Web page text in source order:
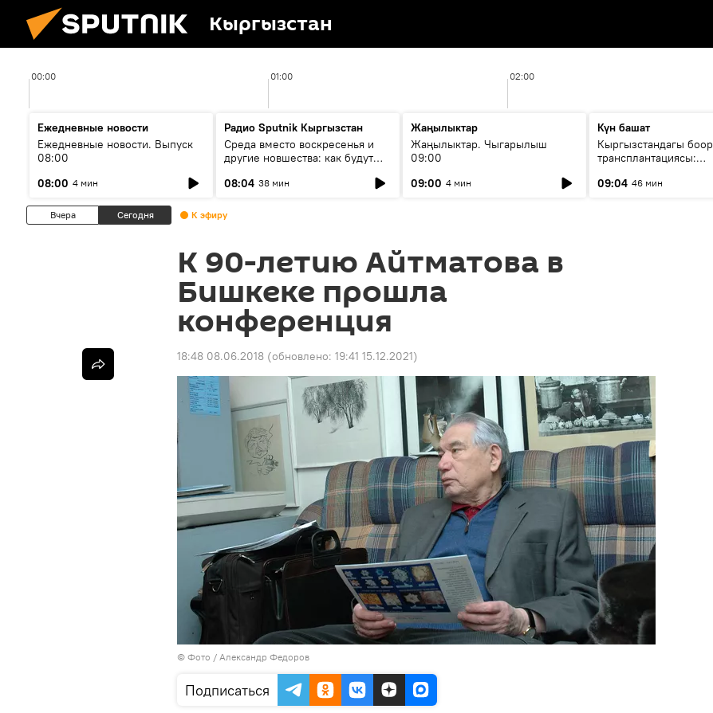
Кыргызстан
00:00 01:00 02:00
Ежедневные новости
Ежедневные новости. Выпуск
08:00
08:00 4 мин
Радио Sputnik Кыргызстан
Среда вместо воскресенья и
другие новшества: как будут
08:04 38 мин
Жаңылыктар
Жаңылыктар. Чыгарылыш
09:00
09:00 4 мин
Күн башат
Кыргызстандагы боор
трансплантациясы:
келечеги
09:04 46 мин
Вчера Сегодня К эфиру
К 90-летию Айтматова в
Бишкеке прошла
конференция
18:48 08.06.2018 (обновлено: 19:41 15.12.2021)
© Фото / Александр Федоров
Подписаться